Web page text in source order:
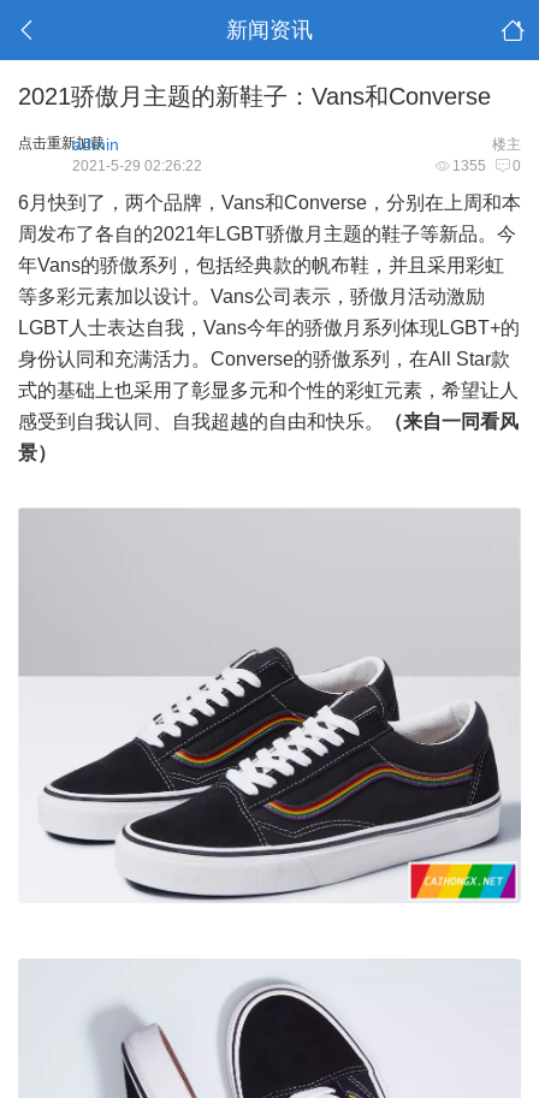
新闻资讯
2021骄傲月主题的新鞋子：Vans和Converse
点击重新加载 楼主
admin
1355 0
2021-5-29 02:26:22
6月快到了，两个品牌，Vans和Converse，分别在上周和本
周发布了各自的2021年LGBT骄傲月主题的鞋子等新品。今
年Vans的骄傲系列，包括经典款的帆布鞋，并且采用彩虹
等多彩元素加以设计。Vans公司表示，骄傲月活动激励
LGBT人士表达自我，Vans今年的骄傲月系列体现LGBT+的
身份认同和充满活力。Converse的骄傲系列，在All Star款
式的基础上也采用了彰显多元和个性的彩虹元素，希望让人
感受到自我认同、自我超越的自由和快乐。
（来自一同看风
景）